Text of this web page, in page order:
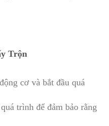
Trộn
cơ và bắt đầu quá
trình để đảm bảo rằng